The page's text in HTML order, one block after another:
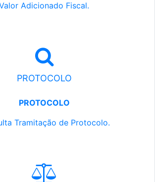
Adicionado Fiscal.
PROTOCOLO
PROTOCOLO
Tramitação de Protocolo.